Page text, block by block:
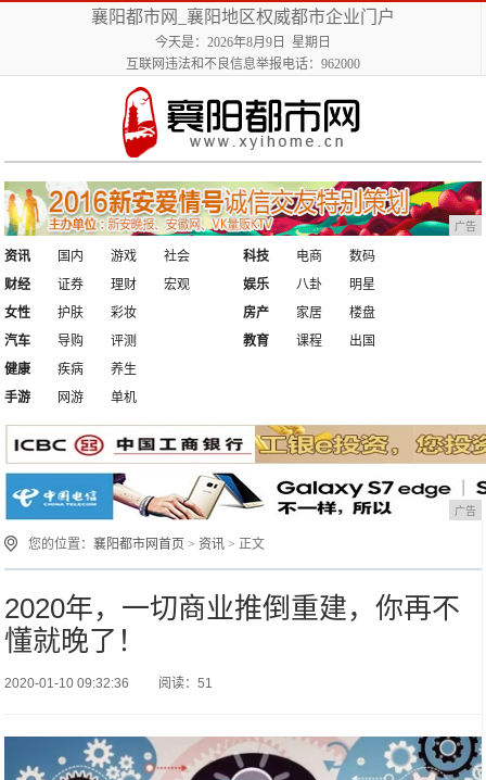
襄阳都市网_襄阳地区权威都市企业门户
今天是：2026年8月9日 星期日
互联网违法和不良信息举报电话：962000
广告
资讯 国内 游戏
社会
财经
证券 理财 宏观
科技 电商
数码
娱乐
八卦
明星
女性
护肤
彩妆
汽车
导购 评测
房产 家居
楼盘
教育
课程
出国
健康
疾病
养生
手游
网游 单机
广告
您的位置：襄阳都市网首页 >资讯 > 正文
2020年，一切商业推倒重建，你再不
懂就晚了！
2020-01-10 09:32:36 阅读：51